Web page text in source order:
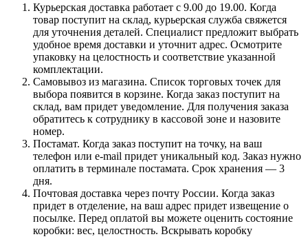
Курьерская доставка работает с 9.00 до 19.00. Когда
товар поступит на склад, курьерская служба свяжется
для уточнения деталей. Специалист предложит выбрать
удобное время доставки и уточнит адрес. Осмотрите
упаковку на целостность и соответствие указанной
комплектации.
Самовывоз из магазина. Список торговых точек для
выбора появится в корзине. Когда заказ поступит на
склад, вам придет уведомление. Для получения заказа
обратитесь к сотруднику в кассовой зоне и назовите
номер.
Постамат. Когда заказ поступит на точку, на ваш
телефон или e-mail придет уникальный код. Заказ нужно
оплатить в терминале постамата. Срок хранения — 3
дня.
Почтовая доставка через почту России. Когда заказ
придет в отделение, на ваш адрес придет извещение о
посылке. Перед оплатой вы можете оценить состояние
коробки: вес, целостность. Вскрывать коробку